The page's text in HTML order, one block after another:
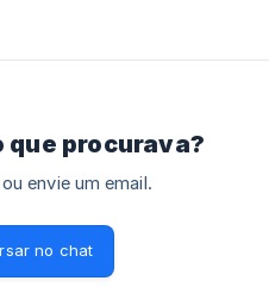
que procurava?
envie um email.
no chat